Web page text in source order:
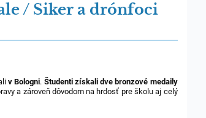
/ Siker a drónfoci
v Bologni. Študenti získali dve bronzové medaily
a zároveň dôvodom na hrdosť pre školu aj celý